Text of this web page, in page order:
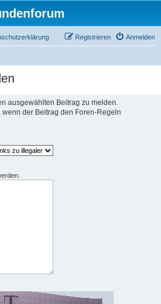
Anmelden
Registrieren
ausgewählten Beitrag zu melden.
der Beitrag den Foren-Regeln